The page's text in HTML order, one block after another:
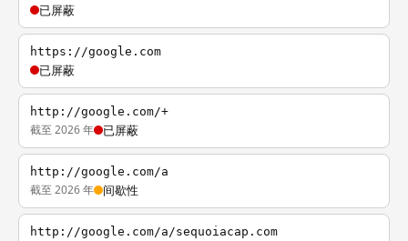
已屏蔽
https://google.com
已屏蔽
http://google.com/+
截至 2026 年 已屏蔽
http://google.com/a
截至 2026 年 间歇性
http://google.com/a/sequoiacap.com